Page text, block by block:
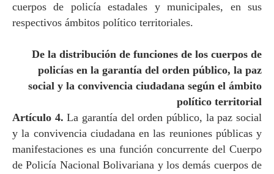
cuerpos de policía estadales y municipales, en sus
respectivos ámbitos político territoriales.
De la distribución de funciones de los cuerpos de
policías en la garantía del orden público, la paz
social y la convivencia ciudadana según el ámbito
político territorial
Artículo 4.La garantía del orden público, la paz social
y la convivencia ciudadana en las reuniones públicas y
manifestaciones es una función concurrente del Cuerpo
de Policía Nacional Bolivariana y los demás cuerpos de